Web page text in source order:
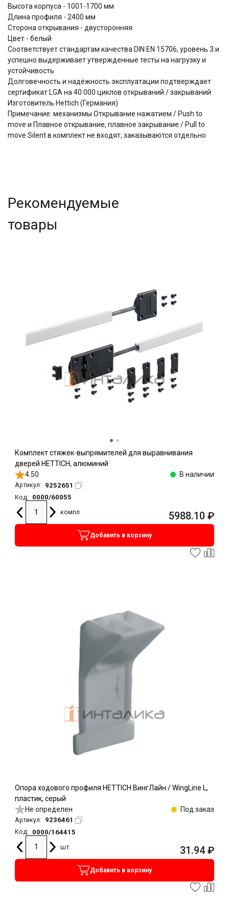
Высота корпуса - 1001-1700 мм
Длина профиля - 2400 мм
Сторона открывания - двусторонняя
Цвет - белый
Соответствует стандартам качества DIN EN 15706, уровень 3 и
успешно выдерживает утвержденные тесты на нагрузку и
устойчивость
Долговечность и надёжность эксплуатации подтверждает
сертификат LGA на 40 000 циклов открываний / закрываний
Изготовитель Hettich (Германия)
Примечание: механизмы Открывание нажатием / Push to
move и Плавное открывание, плавное закрывание / Pull to
move Silent в комплект не входят, заказываются отдельно
Рекомендуемые
товары
Комплект стяжек-выпрямителей для выравнивания
дверей HETTICH, алюминий
4.50
В наличии
Артикул: 9252651
Код:
0000/60055
компл
5988.10 ₽
Добавить в корзину
Опора ходового профиля HETTICH ВингЛайн / WingLine L,
пластик, серый
Не определен
Под заказ
Артикул: 9236461
Код:
0000/164415
шт
31.94 ₽
Добавить в корзину